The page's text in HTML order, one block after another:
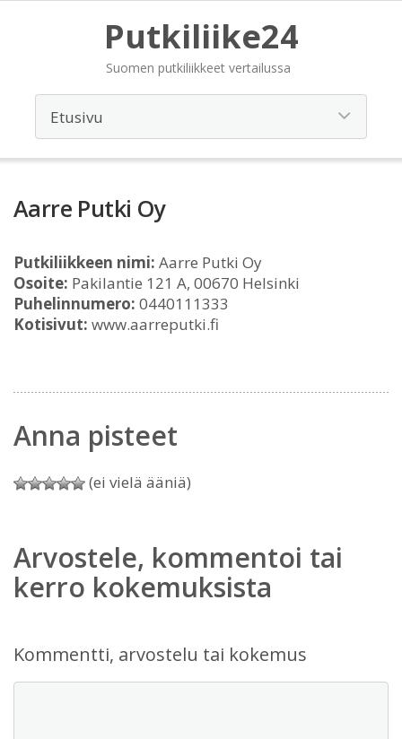
Putkiliike24
Suomen putkiliikkeet vertailussa
Aarre Putki Oy
Putkiliikkeen nimi: Aarre Putki Oy
Osoite: Pakilantie 121 A, 00670 Helsinki
Puhelinnumero: 0440111333
Kotisivut: www.aarreputki.fi
Anna pisteet
(ei vielä ääniä)
Arvostele, kommentoi tai
kerro kokemuksista
Kommentti, arvostelu tai kokemus